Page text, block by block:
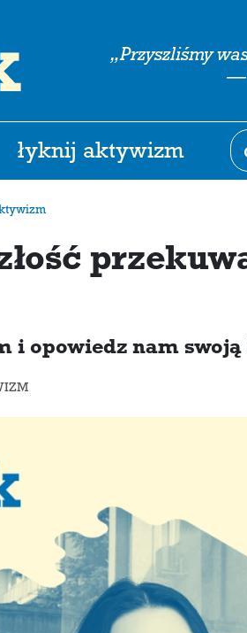
„Przyszliśmy
—
łyknij aktywizm
i opowiedz nam